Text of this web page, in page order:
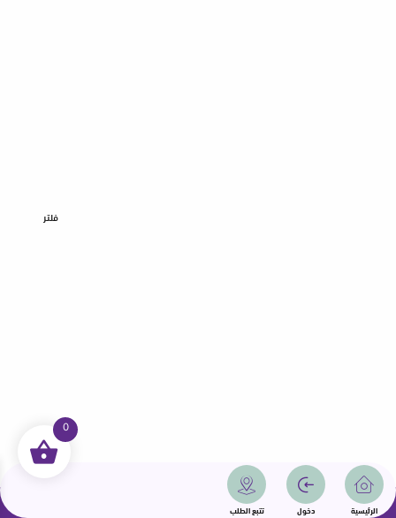
الرئيسية دخول تتبع الطلب
فلتر
جميع الحقوق محفوظة | سمامة 2025 | دولة قطر
0